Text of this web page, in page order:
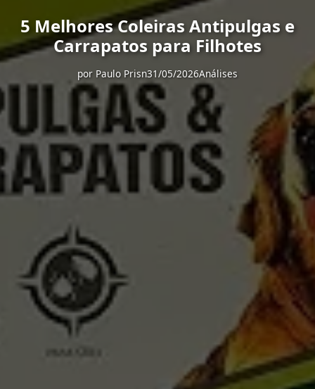
5 Melhores Coleiras Antipulgas e
Carrapatos para Filhotes
por Paulo Prisn31/05/2026Análises